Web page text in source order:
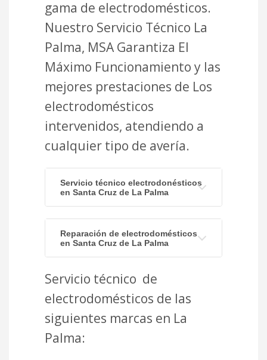
gama de electrodomésticos.
Nuestro Servicio Técnico La
Palma, MSA Garantiza El
Máximo Funcionamiento y las
mejores prestaciones de Los
electrodomésticos
intervenidos, atendiendo a
cualquier tipo de avería.
Servicio técnico electrodonésticos
en Santa Cruz de La Palma
Reparación de electrodomésticos
en Santa Cruz de La Palma
Servicio técnico de
electrodomésticos de las
siguientes marcas en La
Palma: